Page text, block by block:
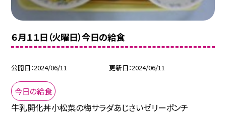
６月１１日（火曜日）今日の給食
公開日 2024/06/11 更新日 2024/06/11
今日の給食
牛乳開化丼小松菜の梅サラダあじさいゼリーポンチ